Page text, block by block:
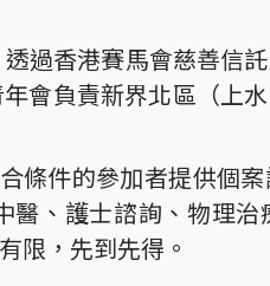
過香港賽馬會慈善信
會負責新界北區（上
條件的參加者提供個
、護士諮詢、物理
限，先到先得。